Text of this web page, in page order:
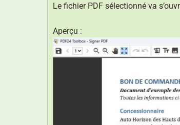
Le fichier PDF sélectionné va
Aperçu :